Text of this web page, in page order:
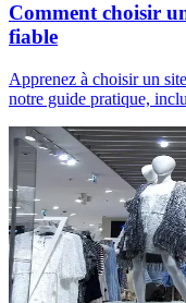
Comment choisir
fiable
Apprenez à choisir un
notre guide pratique,